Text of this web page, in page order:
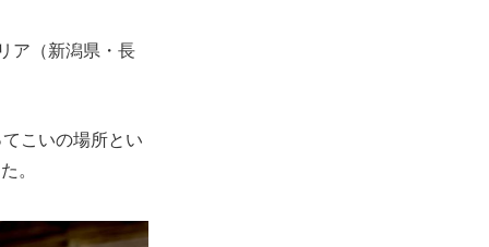
ア（新潟県・長
こいの場所とい
。